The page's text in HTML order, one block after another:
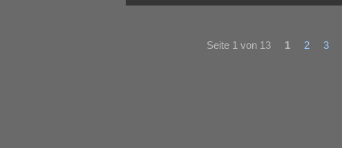
Seite 1 von 13 1 2 3